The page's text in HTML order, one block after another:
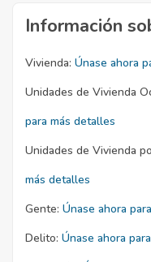
Información
Vivienda: Únase ahora
Unidades de Vivienda
para más detalles
Unidades de Vivienda
más detalles
Gente: Únase ahora
Delito: Únase ahora